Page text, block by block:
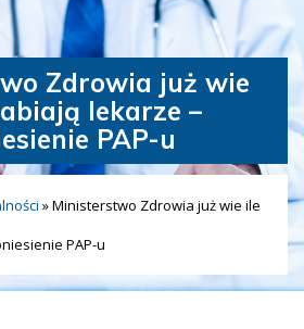
Zdrowia już wie
lekarze –
PAP-u
»Ministerstwo Zdrowia już wie ile
PAP-u